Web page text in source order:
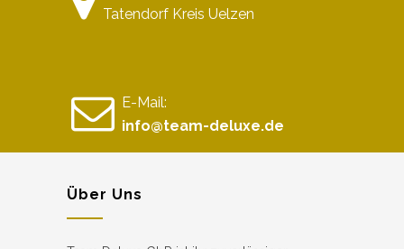
Tatendorf Kreis Uelzen
E-Mail:
info@team-deluxe.de
Über Uns